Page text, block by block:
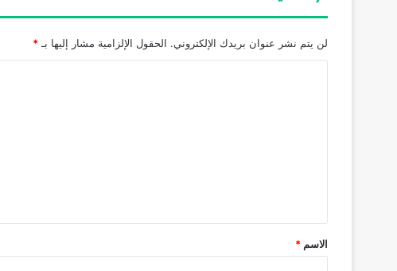
لن يتم نشر عنوان بريدك الإلكتروني. الحقول الإلزامية مشار إليها بـ *
*
الاسم *